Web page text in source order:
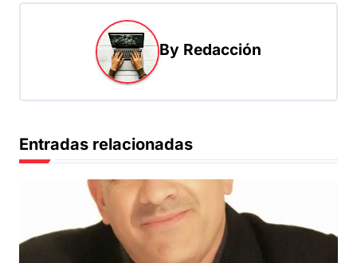
d
e
By Redacción
Entradas relacionadas